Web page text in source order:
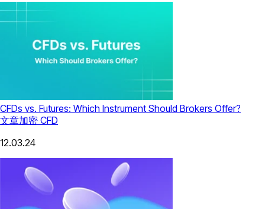
CFDs vs. Futures: Which Instrument Should Brokers Offer?
文章加密 CFD
12.03.24